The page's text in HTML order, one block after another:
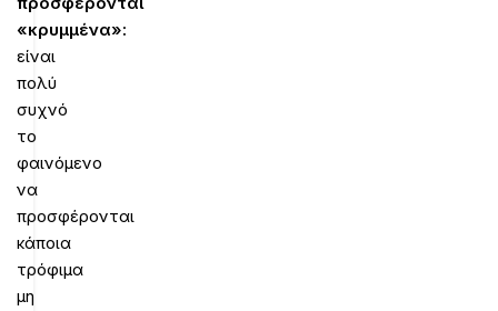
«κρυμμένα»:
είναι
πολύ
συχνό
το
φαινόμενο
να
προσφέρονται
κάποια
τρόφιμα
μη